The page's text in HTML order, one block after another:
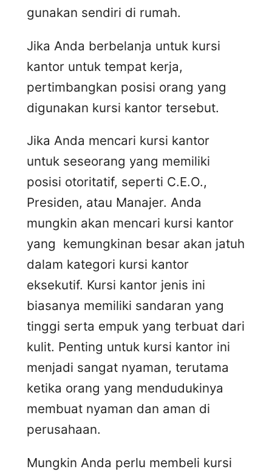
gunakan sendiri di rumah.
Jika Anda berbelanja untuk kursi
kantor untuk tempat kerja,
pertimbangkan posisi orang yang
digunakan kursi kantor tersebut.
Jika Anda mencari kursi kantor
untuk seseorang yang memiliki
posisi otoritatif, seperti C.E.O.,
Presiden, atau Manajer. Anda
mungkin akan mencari kursi kantor
yang kemungkinan besar akan jatuh
dalam kategori kursi kantor
eksekutif. Kursi kantor jenis ini
biasanya memiliki sandaran yang
tinggi serta empuk yang terbuat dari
kulit. Penting untuk kursi kantor ini
menjadi sangat nyaman, terutama
ketika orang yang mendudukinya
membuat nyaman dan aman di
perusahaan.
Mungkin Anda perlu membeli kursi